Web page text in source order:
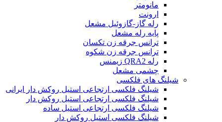
مانومتر
ارونت
رله گاز-گازوئیل مشعل
پایه رله مشعل
ترانس جرقه زن تکسان
ترانس جرقه زن شکوه
رله QRA2 زیمنس
چشمی مشعل
شیلنگ های فلکسی
شیلنگ فلکسی ارتجاعی استیل روکش دار ایرانی
شیلنگ فلکسی ارتجاعی استیل روکش دار
شیلنگ فلکسی ارتجاعی استیل ساده
شیلنگ فلکسی استیل روکش دار